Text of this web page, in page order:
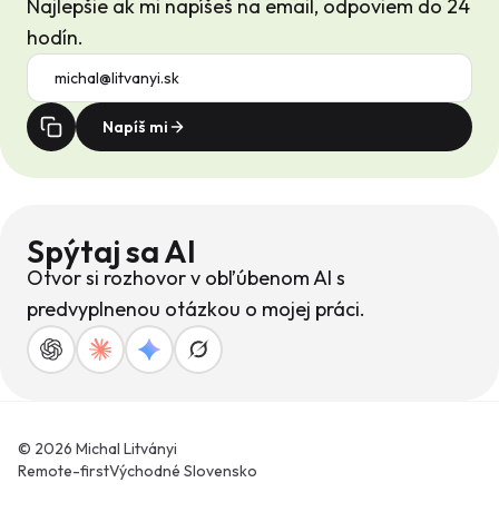
Najlepšie ak mi napíšeš na email, odpoviem do 24
hodín.
Napíš mi
Spýtaj sa AI
Otvor si rozhovor v obľúbenom AI s
predvyplnenou otázkou o mojej práci.
© 2026 Michal Litványi
Remote-firstVýchodné Slovensko